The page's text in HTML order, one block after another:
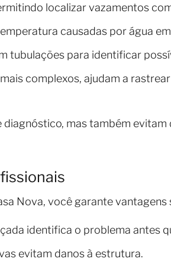
localizar vazamentos
causadas por água
tubulações para identificar
complexos, ajudam a
mas também evitam
Nova, você garante vantagens
identifica o problema antes
evitam danos à estrutura.